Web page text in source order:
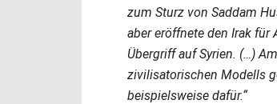
zum Sturz von Saddam
aber eröffnete den Irak für
Übergriff auf Syrien. (…)
zivilisatorischen Modells
beispielsweise dafür.“